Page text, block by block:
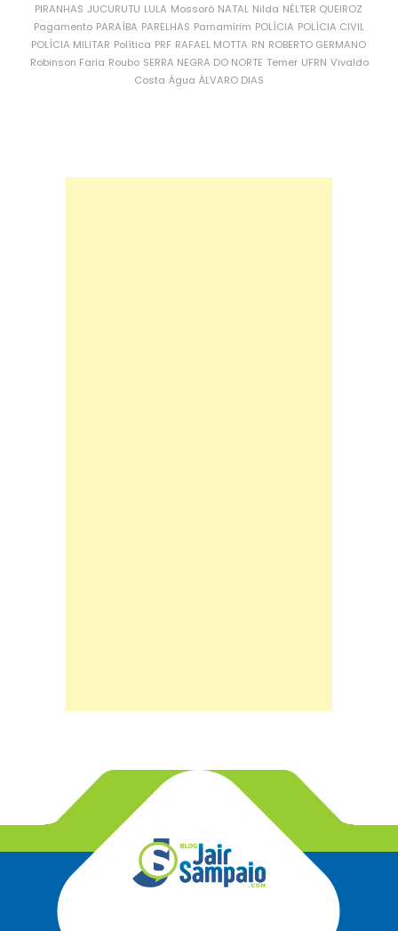
PIRANHAS JUCURUTU LULA Mossoró NATAL Nilda NÉLTER QUEIROZ
Pagamento PARAÍBA PARELHAS Parnamirim POLÍCIA POLÍCIA CIVIL
POLÍCIA MILITAR Política PRF RAFAEL MOTTA RN ROBERTO GERMANO
Robinson Faria Roubo SERRA NEGRA DO NORTE Temer UFRN Vivaldo
Costa Água ÁLVARO DIAS